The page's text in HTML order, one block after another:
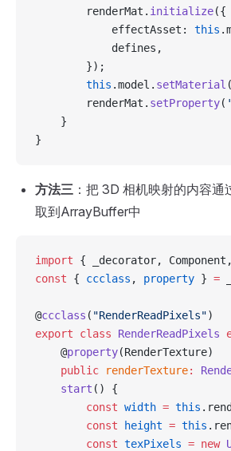
        renderMat.
initialize({
            effectAsset:
this
            defines,
        });
        this
.model. setMaterial
        renderMat.
setProperty(
    }
}
方法三 ：把 3D 相机映射的内容
取到ArrayBuffer中
import { _decorator,
const { ccclass , property } =
@ccclass ( "RenderReadPixels")
export class RenderReadPixels
    @
property(RenderTexture)
    public
renderTexture:
    start
() {
        const
width = this
        const
height = this
        const
texPixels = new